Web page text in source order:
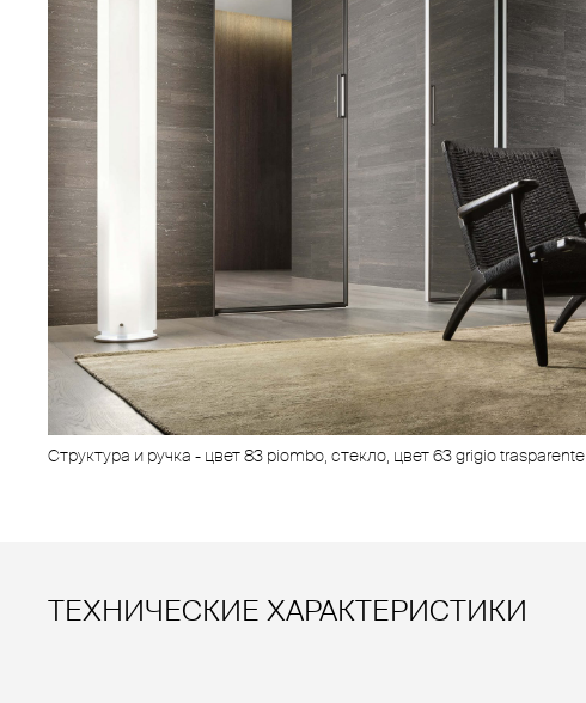
Структура и ручка - цвет 83 piombo, стекло, цвет 63 grigio trasparente
ТЕХНИЧЕСКИЕ ХАРАКТЕРИСТИКИ